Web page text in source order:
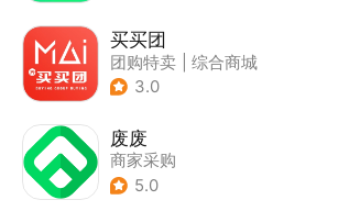
买买团
团购特卖
综合商城
3.0
废废
商家采购
5.0